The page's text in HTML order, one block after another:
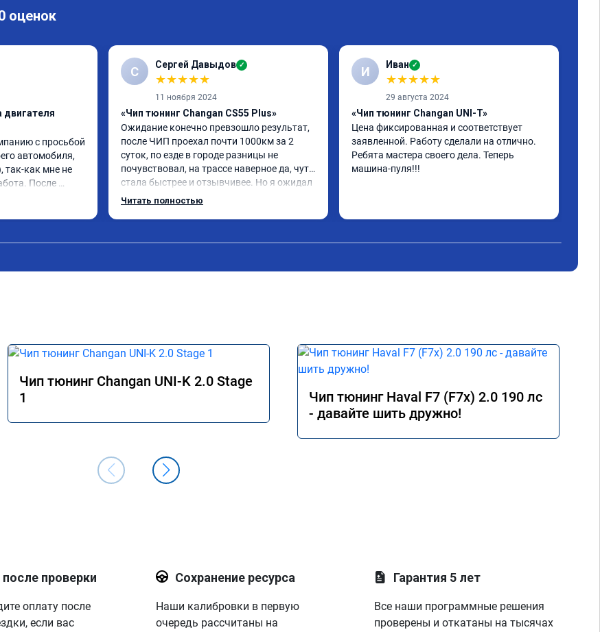
оценок
двигателя
с просьбой
автомобиля,
так-как мне не
После
вести себя
после
СПАСИБО
С Сергей Давыдов ✓
★★★★★
11 ноября 2024
«Чип тюнинг Changan CS55 Plus»
Ожидание конечно превзошло результат,
после ЧИП проехал почти 1000км за 2
суток, по езде в городе разницы не
почувствовал, на трассе наверное да, чуть
стала быстрее и отзывчивее. Но я ожидал
большего.
Читать полностью
И Иван ✓
★★★★★
29 августа 2024
«Чип тюнинг Changan UNI-T»
Цена фиксированная и соответствует
заявленной. Работу сделали на отлично.
Ребята мастера своего дела. Теперь
машина-пуля!!!
Чип тюнинг Changan UNI-K 2.0 Stage
1
Чип тюнинг Haval F7 (F7x) 2.0 190 лс
- давайте шить дружно!
проверки
оплату после
если вас
Сохранение ресурса
Наши калибровки в первую
очередь рассчитаны на
Гарантия 5 лет
Все наши программные решения
проверены и откатаны на тысячах